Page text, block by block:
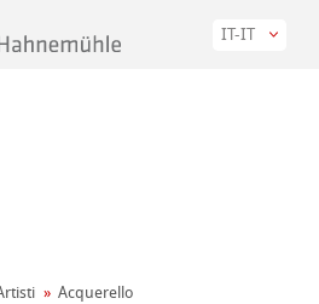
IT-IT
Acquerello